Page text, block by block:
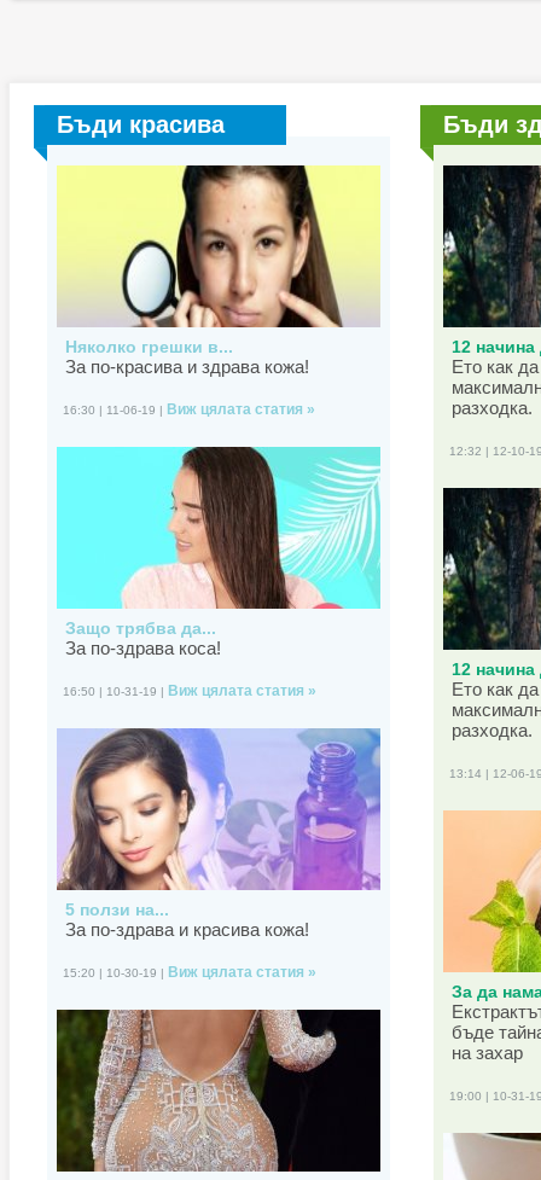
Бъди красива
Няколко грешки в...
За по-красива и здрава кожа!
16:30 | 11-06-19 | Виж цялата статия »
Защо трябва да...
За по-здрава коса!
16:50 | 10-31-19 | Виж цялата статия »
5 ползи на...
За по-здрава и красива кожа!
15:20 | 10-30-19 | Виж цялата статия »
Бъди
12 начина
Ето как
разходка.
12:32 | 12-10-
12 начина
Ето как
разходка.
13:14 | 12-06-
За да
бъде
на захар
19:00 | 10-31-